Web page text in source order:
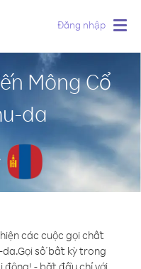
Đăng nhập
Mông Cổ
da
các cuộc gọi chất
da.Gọi số bất kỳ trong